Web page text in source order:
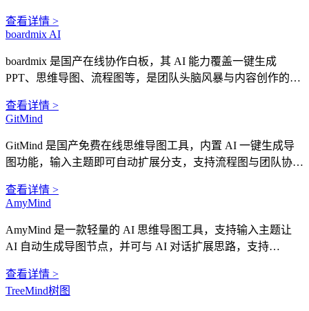
查看详情 >
boardmix AI
boardmix 是国产在线协作白板，其 AI 能力覆盖一键生成
PPT、思维导图、流程图等，是团队头脑风暴与内容创作的一
查看详情 >
GitMind
GitMind 是国产免费在线思维导图工具，内置 AI 一键生成导
图功能，输入主题即可自动扩展分支，支持流程图与团队协
查看详情 >
AmyMind
AmyMind 是一款轻量的 AI 思维导图工具，支持输入主题让
AI 自动生成导图节点，并可与 AI 对话扩展思路，支持
查看详情 >
TreeMind树图